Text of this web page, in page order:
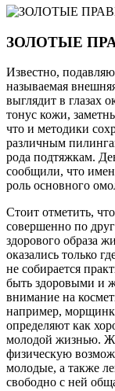
ЗОЛОТЫЕ
Известно,
называемая
выглядит в
тонус кожи,
что и методики
различным
рода подтяжкам.
сообщили, что
роль основного
Стоит отметить,
совершенно по
здорового образа
оказались только
не собирается
быть здоровыми и
внимание на
например,
определяют как
молодой жизнью.
физическую
молодые, а также
свободно с ней